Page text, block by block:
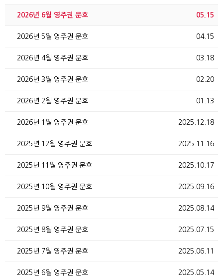
05.15
2026년 6월 영주권 문호
04.15
2026년 5월 영주권 문호
03.18
2026년 4월 영주권 문호
02.20
2026년 3월 영주권 문호
01.13
2026년 2월 영주권 문호
2025.12.18
2026년 1월 영주권 문호
2025.11.16
2025년 12월 영주권 문호
2025.10.17
2025년 11월 영주권 문호
2025.09.16
2025년 10월 영주권 문호
2025.08.14
2025년 9월 영주권 문호
2025.07.15
2025년 8월 영주권 문호
2025.06.11
2025년 7월 영주권 문호
2025.05.14
2025년 6월 영주권 문호